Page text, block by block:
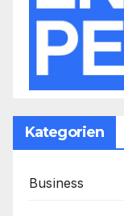
Kategorien
Business